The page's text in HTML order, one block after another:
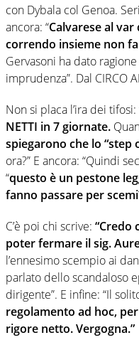
con Dybala col Genoa.
ancora: “Calvarese al
correndo insieme non
Gervasoni ha dato ragione
imprudenza”. Dal CIRCO
Non si placa l’ira dei tifosi:
NETTI in 7 giornate.
spiegarono che lo
ora?” E ancora: “Quindi
“questo è un pestone
fanno passare per
C’è poi chi scrive: “Credo
poter fermare il sig.
l’ennesimo scempio ai
parlato dello scandaloso
dirigente”. E infine: “Il
regolamento ad hoc,
rigore netto. Vergogna.”